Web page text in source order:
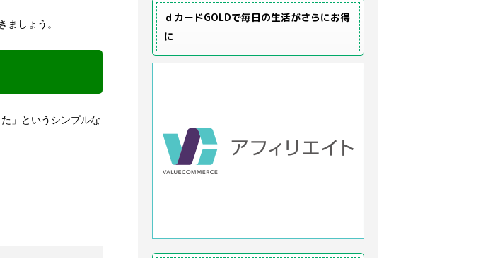
しょう。
」というシンプルな
ｄカードGOLDで毎日の生活がさらにお得
に